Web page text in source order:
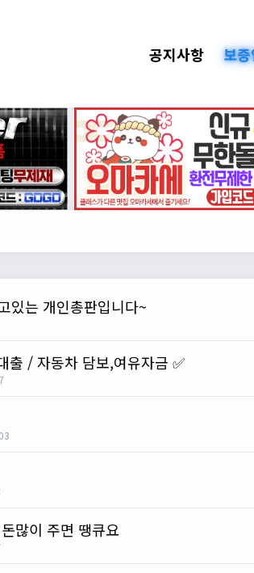
공지사항 보
있는 개인총판입니다~
출 / 자동차 담보,여유자금 ✅
많이 주면 땡큐요